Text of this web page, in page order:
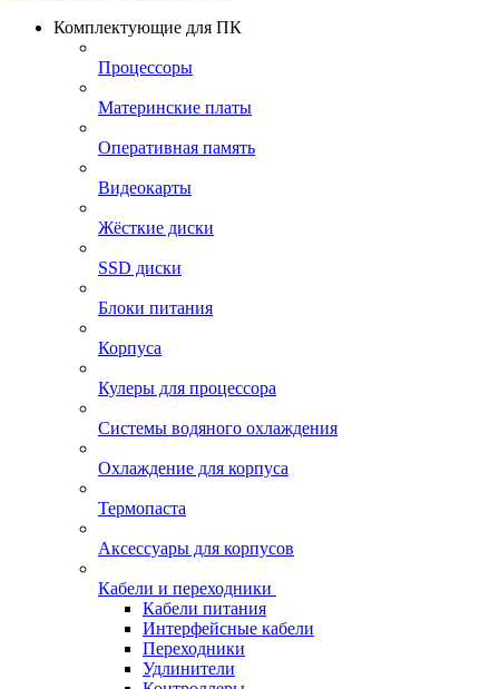
Комплектующие для ПК
Процессоры
Материнские платы
Оперативная память
Видеокарты
Жёсткие диски
SSD диски
Блоки питания
Корпуса
Кулеры для процессора
Системы водяного охлаждения
Охлаждение для корпуса
Термопаста
Аксессуары для корпусов
Кабели и переходники
Кабели питания
Интерфейсные кабели
Переходники
Удлинители